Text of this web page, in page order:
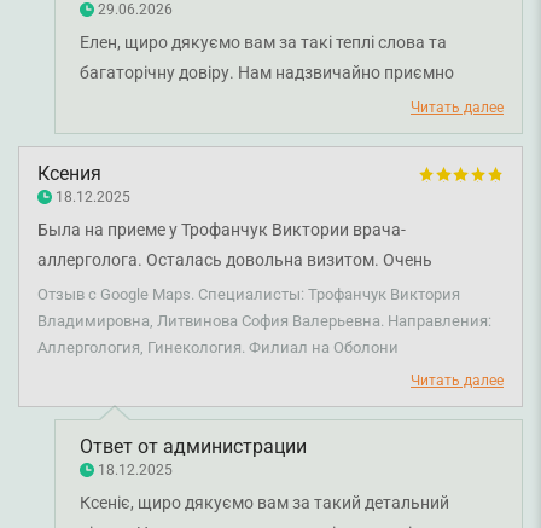
29.06.2026
Елен, щиро дякуємо вам за такі теплі слова та
багаторічну довіру. Нам надзвичайно приємно
знати, що протягом трьох років ви отримуєте якісну
медичну допомогу та високо оцінюєте
професіоналізм, уважність і турботу лікаря-
ревматолога Вікторії Трофанчук. Бажаємо вам
міцного здоров'я!
Читать далее
Ксения
18.12.2025
Была на приеме у Трофанчук Виктории врача-
аллерголога. Осталась довольна визитом. Очень
подробно и доступно все объяснила, а также подробно
собрала информацию. Также посетила врача-гинеколога
Литвинову Софию, очень хороший обзор ко всем деталям,
не назначает того, чего не нужно, все по делу и без
паники. Очень довольна врачами и осмотром!
Отзыв с Google Maps. Специалисты: Трофанчук Виктория
Владимировна, Литвинова София Валерьевна. Направления:
Аллергология, Гинекология. Филиал на Оболони
Читать далее
Ответ от администрации
18.12.2025
Ксеніє, щиро дякуємо вам за такий детальний